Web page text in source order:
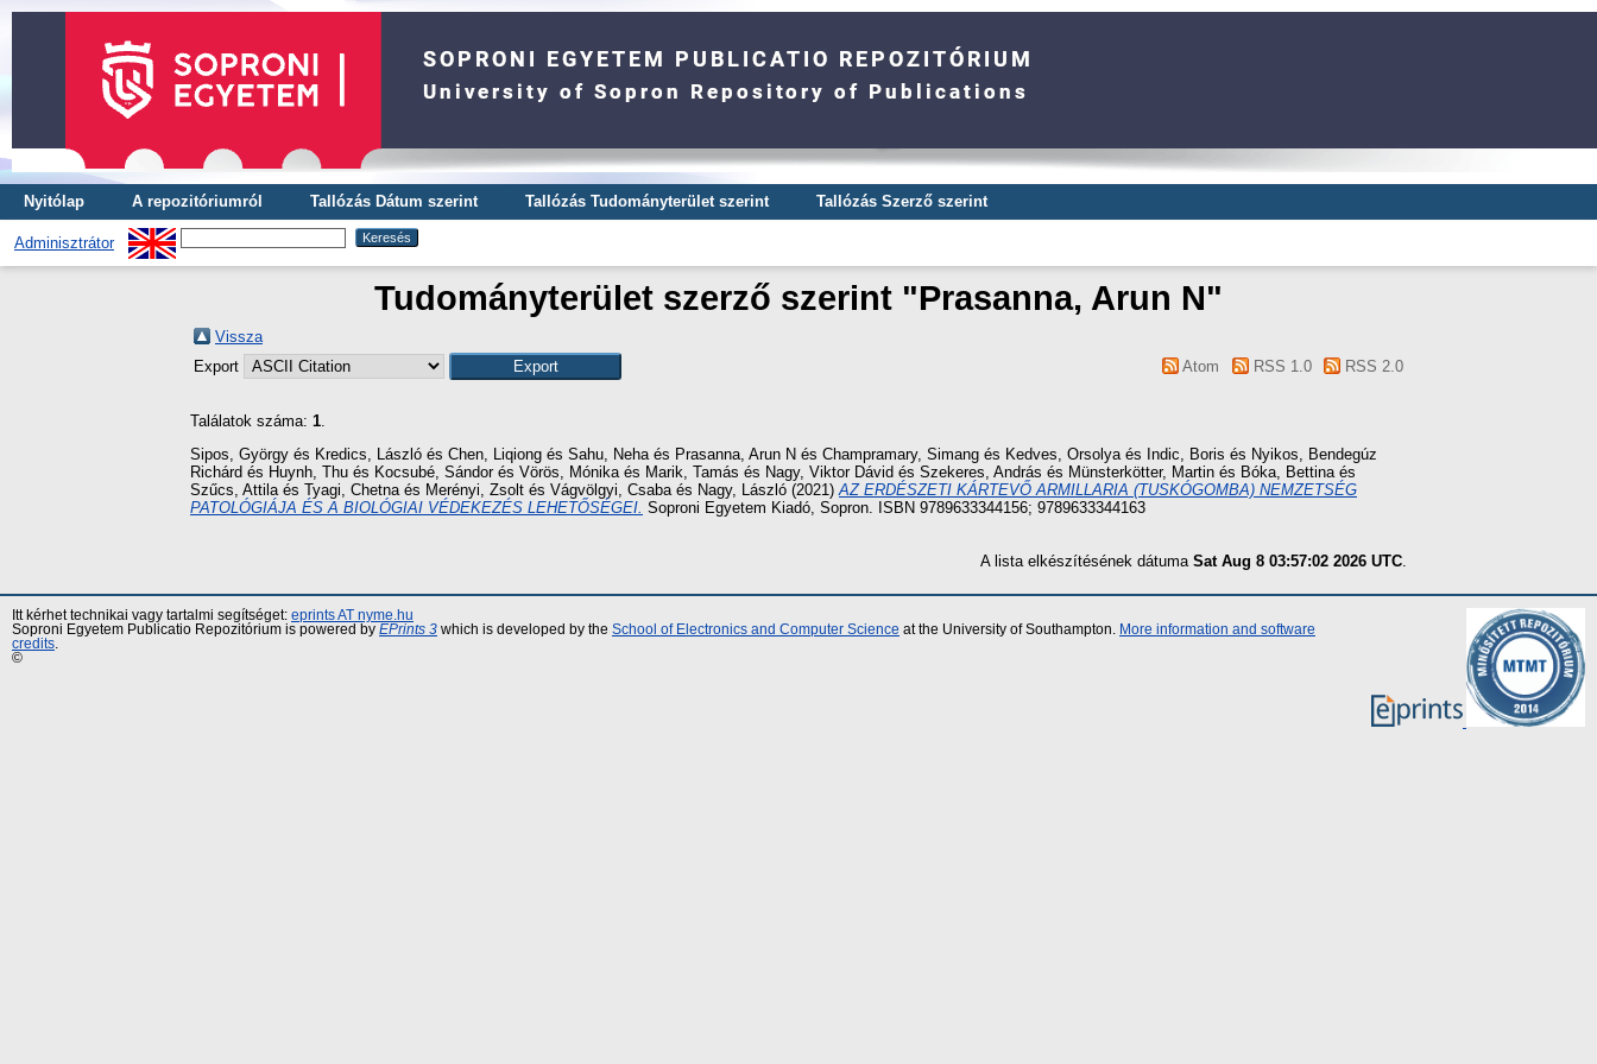
Nyitólap A repozitóriumról Tallózás Dátum szerint Tallózás Tudományterület szerint Tallózás Szerző szerint
Adminisztrátor
Tudományterület szerző szerint "Prasanna, Arun N"
Vissza
Export
Atom RSS 1.0 RSS 2.0
Találatok száma: 1.
Sipos, György és Kredics, László és Chen, Liqiong és Sahu, Neha és Prasanna, Arun N és Champramary, Simang és Kedves, Orsolya és Indic, Boris és Nyikos, Bendegúz
Richárd és Huynh, Thu és Kocsubé, Sándorés Vörös, Mónika és Marik, Tamás és Nagy, Viktor Dávid és Szekeres, András és Münsterkötter, Martin és Bóka, Bettina és
Szűcs, Attila és Tyagi, Chetna és Merényi, Zsolt és Vágvölgyi, Csaba és Nagy, László (2021) AZ ERDÉSZETI KÁRTEVŐ ARMILLARIA (TUSKÓGOMBA) NEMZETSÉG
PATOLÓGIÁJA ÉS A BIOLÓGIAI VÉDEKEZÉS LEHETŐSÉGEI. Soproni Egyetem Kiadó, Sopron. ISBN 9789633344156; 9789633344163
A lista elkészítésének dátuma Sat Aug 8 03:57:02 2026 UTC
Itt kérhet technikai vagy tartalmi segítséget: eprints AT nyme.hu
Soproni Egyetem Publicatio Repozitórium is powered by EPrints 3 which is developed by the School of Electronics and Computer Science at the University of Southampton.
More information and software
credits
©